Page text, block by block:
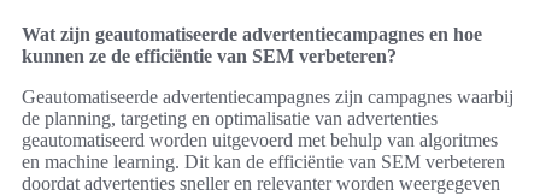
Wat zijn geautomatiseerde advertentiecampagnes en hoe
kunnen ze de efficiëntie van SEM verbeteren?
Geautomatiseerde advertentiecampagnes zijn campagnes waarbij
de planning, targeting en optimalisatie van advertenties
geautomatiseerd worden uitgevoerd met behulp van algoritmes
en machine learning. Dit kan de efficiëntie van SEM verbeteren
doordat advertenties sneller en relevanter worden weergegeven